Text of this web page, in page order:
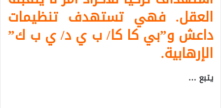
العقل. فهي تستهدف تنظيمات
داعش و”بي كا كا/ ب ي د/ ي ب ك”
الإرهابية.
يتبع …